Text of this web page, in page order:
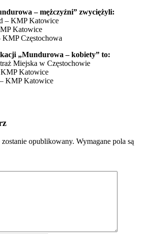
– mężczyźni” zwyciężyli:
– KMP Katowice
Katowice
Częstochowa
„Mundurowa – kobiety” to:
Miejska w Częstochowie
Katowice
KMP Katowice
opublikowany. Wymagane pola są